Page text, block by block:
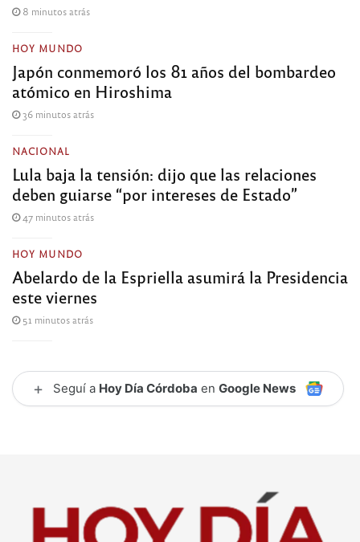
8 minutos atrás
HOY MUNDO
Japón conmemoró los 81 años del bombardeo
atómico en Hiroshima
36 minutos atrás
NACIONAL
Lula baja la tensión: dijo que las relaciones
deben guiarse “por intereses de Estado”
47 minutos atrás
HOY MUNDO
Abelardo de la Espriella asumirá la Presidencia
este viernes
51 minutos atrás
+ Seguí a Hoy Día Córdoba en Google News